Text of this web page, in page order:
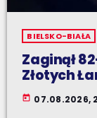
BIELSKO-BIAŁA
Zaginął
Złotych
today 07.08.2026,